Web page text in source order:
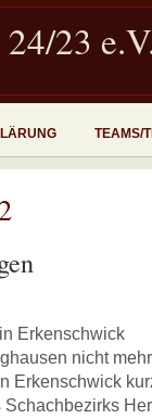
23
TEAMS/
Erkenschwick
nicht
Erkenschwick